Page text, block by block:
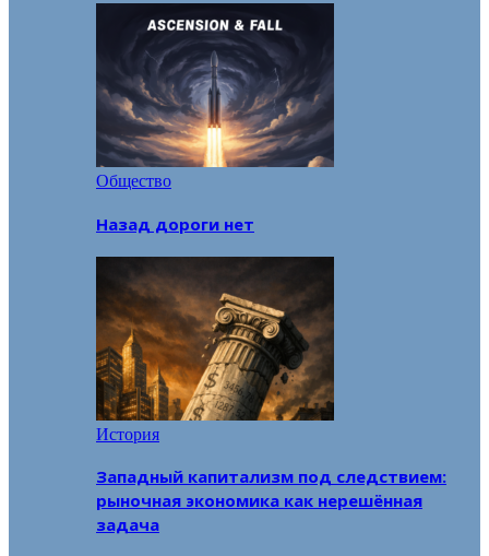
Общество
Назад дороги нет
История
Западный капитализм под следствием:
рыночная экономика как нерешённая
задача